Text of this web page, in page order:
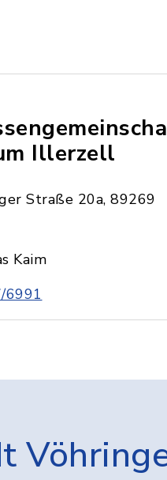
Illerzell
Straße 20a, 89269
Kaim
6991